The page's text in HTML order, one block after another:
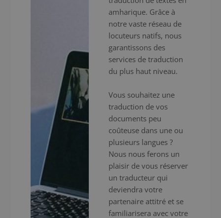
amharique. Grâce à
notre vaste réseau de
locuteurs natifs, nous
garantissons des
services de traduction
du plus haut niveau.
Vous souhaitez une
traduction de vos
documents peu
coûteuse dans une ou
plusieurs langues ?
Nous nous ferons un
plaisir de vous réserver
un traducteur qui
deviendra votre
partenaire attitré et se
familiarisera avec votre